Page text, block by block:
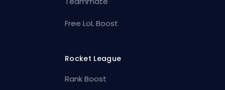
Free LoL Boost
Rocket League
Rank Boost